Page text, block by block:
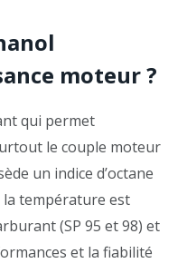
moteur ?
qui permet
le couple moteur
un indice d’octane
la température est
(SP 95 et 98) et
et la fiabilité